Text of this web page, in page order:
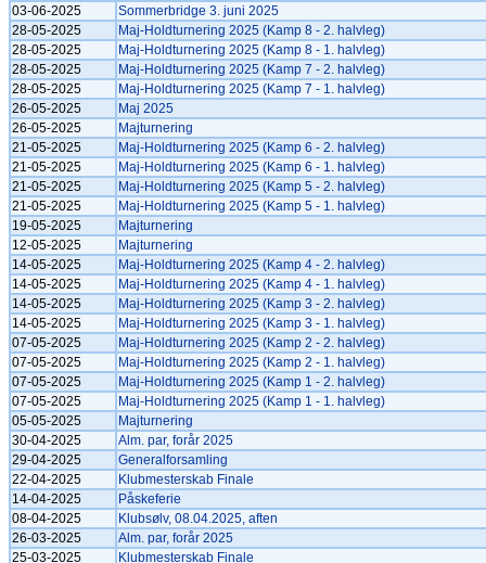
03-06-2025
Sommerbridge 3. juni 2025
28-05-2025
Maj-Holdturnering 2025 (Kamp 8 - 2. halvleg)
28-05-2025
Maj-Holdturnering 2025 (Kamp 8 - 1. halvleg)
28-05-2025
Maj-Holdturnering 2025 (Kamp 7 - 2. halvleg)
28-05-2025
Maj-Holdturnering 2025 (Kamp 7 - 1. halvleg)
26-05-2025
Maj 2025
26-05-2025
Majturnering
21-05-2025
Maj-Holdturnering 2025 (Kamp 6 - 2. halvleg)
21-05-2025
Maj-Holdturnering 2025 (Kamp 6 - 1. halvleg)
21-05-2025
Maj-Holdturnering 2025 (Kamp 5 - 2. halvleg)
21-05-2025
Maj-Holdturnering 2025 (Kamp 5 - 1. halvleg)
19-05-2025
Majturnering
12-05-2025
Majturnering
14-05-2025
Maj-Holdturnering 2025 (Kamp 4 - 2. halvleg)
14-05-2025
Maj-Holdturnering 2025 (Kamp 4 - 1. halvleg)
14-05-2025
Maj-Holdturnering 2025 (Kamp 3 - 2. halvleg)
14-05-2025
Maj-Holdturnering 2025 (Kamp 3 - 1. halvleg)
07-05-2025
Maj-Holdturnering 2025 (Kamp 2 - 2. halvleg)
07-05-2025
Maj-Holdturnering 2025 (Kamp 2 - 1. halvleg)
07-05-2025
Maj-Holdturnering 2025 (Kamp 1 - 2. halvleg)
07-05-2025
Maj-Holdturnering 2025 (Kamp 1 - 1. halvleg)
05-05-2025
Majturnering
30-04-2025
Alm. par, forår 2025
29-04-2025
Generalforsamling
22-04-2025
Klubmesterskab Finale
14-04-2025
Påskeferie
08-04-2025
Klubsølv, 08.04.2025, aften
26-03-2025
Alm. par, forår 2025
25-03-2025
Klubmesterskab Finale